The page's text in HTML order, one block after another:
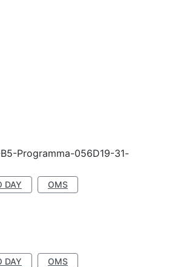
Programma-056D19-31-
DAY OMS
DAY OMS